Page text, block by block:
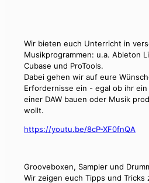
Wir bieten euch Unterricht in
Musikprogrammen: u.a. Ableton
Cubase und ProTools.
Dabei gehen wir auf eure
Erfordernisse ein - egal ob ihr
einer DAW bauen oder Musik
wollt.
https://youtu.be/8cP-XF0fnQA
Grooveboxen, Sampler und
Wir zeigen euch Tipps und Tricks